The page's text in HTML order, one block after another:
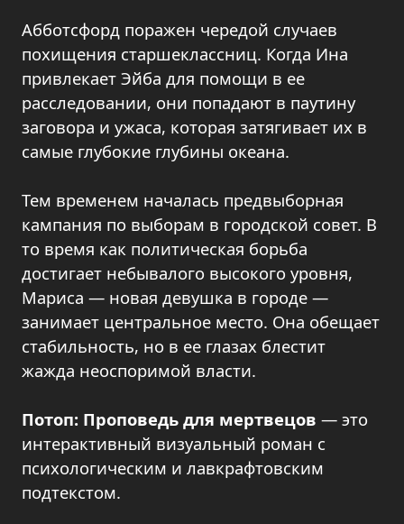
Абботсфорд поражен чередой случаев
похищения старшеклассниц. Когда Ина
привлекает Эйба для помощи в ее
расследовании, они попадают в паутину
заговора и ужаса, которая затягивает их в
самые глубокие глубины океана.
Тем временем началась предвыборная
кампания по выборам в городской совет. В
то время как политическая борьба
достигает небывалого высокого уровня,
Мариса — новая девушка в городе —
занимает центральное место. Она обещает
стабильность, но в ее глазах блестит
жажда неоспоримой власти.
Потоп: Проповедь для мертвецов — это
интерактивный визуальный роман с
психологическим и лавкрафтовским
подтекстом.